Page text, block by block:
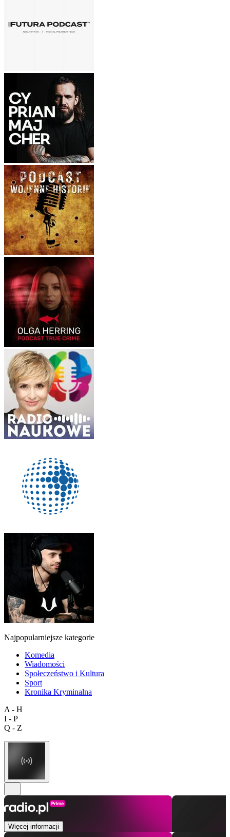
Najpopularniejsze kategorie
Komedia
Wiadomości
Społeczeństwo i Kultura
Sport
Kronika Kryminalna
A - H
I - P
Q - Z
Więcej informacji